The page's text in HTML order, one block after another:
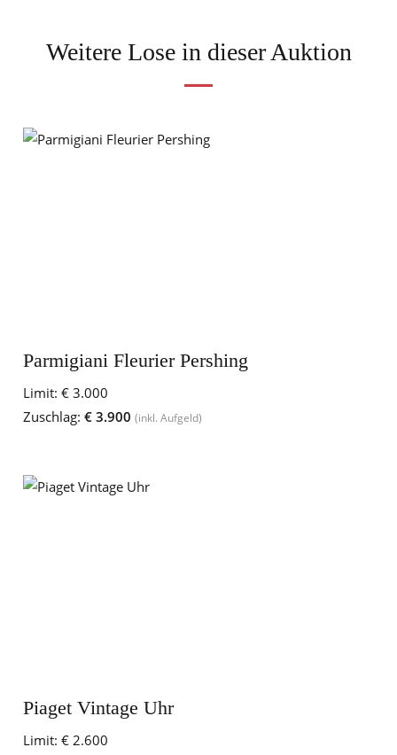
Weitere Lose in dieser Auktion
Parmigiani Fleurier Pershing
Limit: € 3.000
Zuschlag: € 3.900 (inkl. Aufgeld)
Piaget Vintage Uhr
Limit: € 2.600